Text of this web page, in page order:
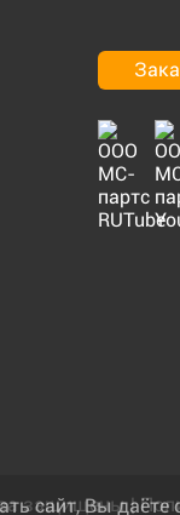
защищены |
сайт, Вы даёте